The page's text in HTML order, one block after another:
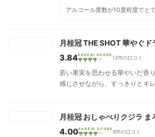
アルコール度数が10度程度でと
月桂冠 THE SHOT 華やぐド
3.84SAKEAI SCORE 12件の口コミ
若い果実を思わせる華やいだ香
感じさせながら、すっきりとキ
月桂冠 おしゃべりクジラ ま
4.00SAKEAI SCORE 8件の口コミ